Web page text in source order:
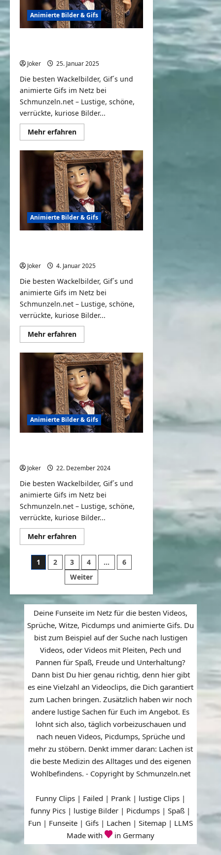
Animierte Bilder & Gifs
Joker 25. Januar 2025
Die besten Wackelbilder, Gif´s und
animierte Gifs im Netz bei
Schmunzeln.net – Lustige, schöne,
verrückte, kuriose Bilder...
Mehr erfahrenMehr
Informationen
Animierte
Gifs,
Wackelbilder
&
Geschichten
#65
Animierte Bilder & Gifs
Joker 4. Januar 2025
Die besten Wackelbilder, Gif´s und
animierte Gifs im Netz bei
Schmunzeln.net – Lustige, schöne,
verrückte, kuriose Bilder...
Mehr erfahrenMehr
Informationen
Animierte
Gifs,
Wackelbilder
&
Geschichten
#64
Animierte Bilder & Gifs
Joker 22. Dezember 2024
Die besten Wackelbilder, Gif´s und
animierte Gifs im Netz bei
Schmunzeln.net – Lustige, schöne,
verrückte, kuriose Bilder...
Mehr erfahrenMehr
Informationen
Animierte
Gifs,
Wackelbilder
&
Geschichten
Seitennummerierung
Beiträge
1 2 3 4 …
6
Weiter
Deine Funseite im Netz für die besten Videos,
Sprüche, Witze, Picdumps und animierte Gifs. Du
bist zum Beispiel auf der Suche nach lustigen
Videos, oder Videos mit Pleiten, Pech und
Pannen für Spaß, Freude und Unterhaltung?
Dann bist Du hier genau richtig, denn hier gibt
es eine Vielzahl an Videoclips, die Dich garantiert
zum Lachen bringen. Zusätzlich haben wir noch
andere lustige Sachen für Euch im Angebot. Es
lohnt sich also, täglich vorbeizuschauen und
nach neuen Videos, Picdumps, Sprüche und
mehr zu stöbern. Denkt immer daran: Lachen ist
die beste Medizin des Alltages und des eigenen
Wohlbefindens. - Copyright by Schmunzeln.net
Funny Clips | Failed | Prank | lustige Clips |
funny Pics | lustige Bilder | Picdumps | Spaß |
Fun | Funseite | Gifs | Lachen | Sitemap | LLMS
Made with
in Germany